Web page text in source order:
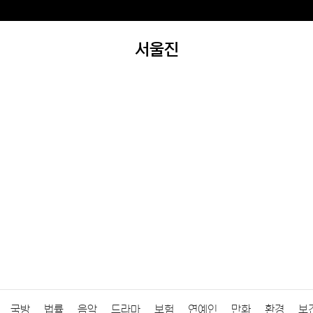
서울진
국방 법률 음악 드라마 보험 연예인 만화 환경 보